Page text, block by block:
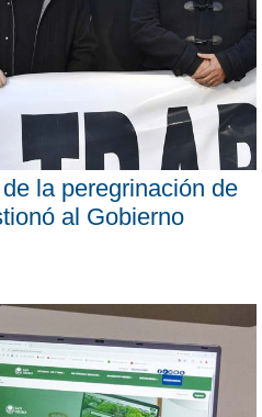
la peregrinación de
al Gobierno